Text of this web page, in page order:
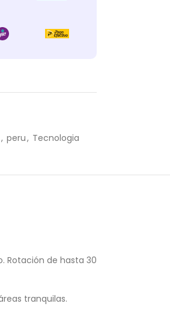
, peru, Tecnologia
Rotación de hasta 30
tranquilas.